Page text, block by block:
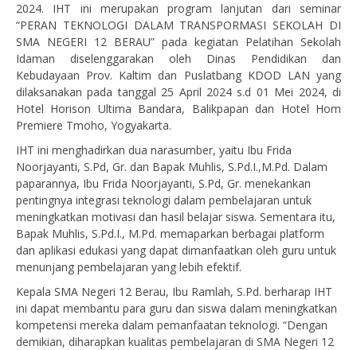
2024. IHT ini merupakan program lanjutan dari seminar
“PERAN TEKNOLOGI DALAM TRANSPORMASI SEKOLAH DI
SMA NEGERI 12 BERAU” pada kegiatan Pelatihan Sekolah
Idaman diselenggarakan oleh Dinas Pendidikan dan
Kebudayaan Prov. Kaltim dan Puslatbang KDOD LAN yang
dilaksanakan pada tanggal 25 April 2024 s.d 01 Mei 2024, di
Hotel Horison Ultima Bandara, Balikpapan dan Hotel Hom
Premiere Tmoho, Yogyakarta.
IHT ini menghadirkan dua narasumber, yaitu Ibu Frida
Noorjayanti, S.Pd, Gr. dan Bapak Muhlis, S.Pd.I.,M.Pd. Dalam
paparannya, Ibu Frida Noorjayanti, S.Pd, Gr. menekankan
pentingnya integrasi teknologi dalam pembelajaran untuk
meningkatkan motivasi dan hasil belajar siswa. Sementara itu,
Bapak Muhlis, S.Pd.I., M.Pd. memaparkan berbagai platform
dan aplikasi edukasi yang dapat dimanfaatkan oleh guru untuk
menunjang pembelajaran yang lebih efektif.
Kepala SMA Negeri 12 Berau, Ibu Ramlah, S.Pd. berharap IHT
ini dapat membantu para guru dan siswa dalam meningkatkan
kompetensi mereka dalam pemanfaatan teknologi. “Dengan
demikian, diharapkan kualitas pembelajaran di SMA Negeri 12